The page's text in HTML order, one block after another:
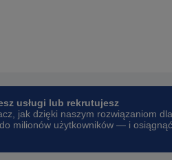
usługi lub rekrutujesz
jak dzięki naszym rozwiązaniom dla
milionów użytkowników — i osiągnąć